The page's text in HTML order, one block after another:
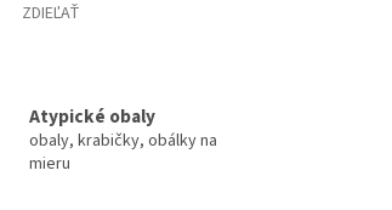
ZDIEĽAŤ
Atypické obaly
obaly, krabičky, obálky na
mieru